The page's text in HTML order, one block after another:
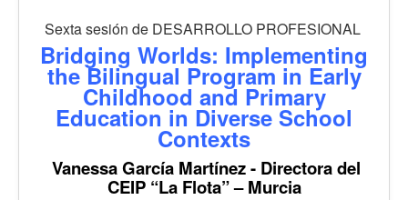
Sexta sesión de DESARROLLO PROFESIONAL
Bridging Worlds: Implementing
the Bilingual Program in Early
Childhood and Primary
Education in Diverse School
Contexts
Vanessa García Martínez - Directora del
CEIP “La Flota” – Murcia